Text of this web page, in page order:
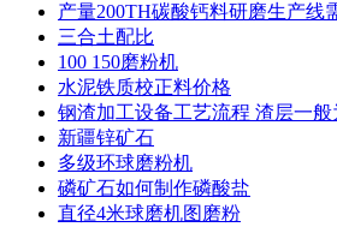
产量200TH碳酸钙料研磨生产线
三合土配比
100 150磨粉机
水泥铁质校正料价格
钢渣加工设备工艺流程 渣层一般
新疆锌矿石
多级环球磨粉机
磷矿石如何制作磷酸盐
直径4米球磨机图磨粉